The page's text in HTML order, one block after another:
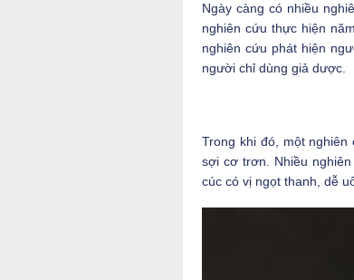
Ngày càng có nhiều
nghiên cứu thực hiện
nghiên cứu phát hiện
người chỉ dùng giả dược.
Trong khi đó, một
sợi cơ trơn. Nhiều
cúc có vị ngọt thanh, dễ